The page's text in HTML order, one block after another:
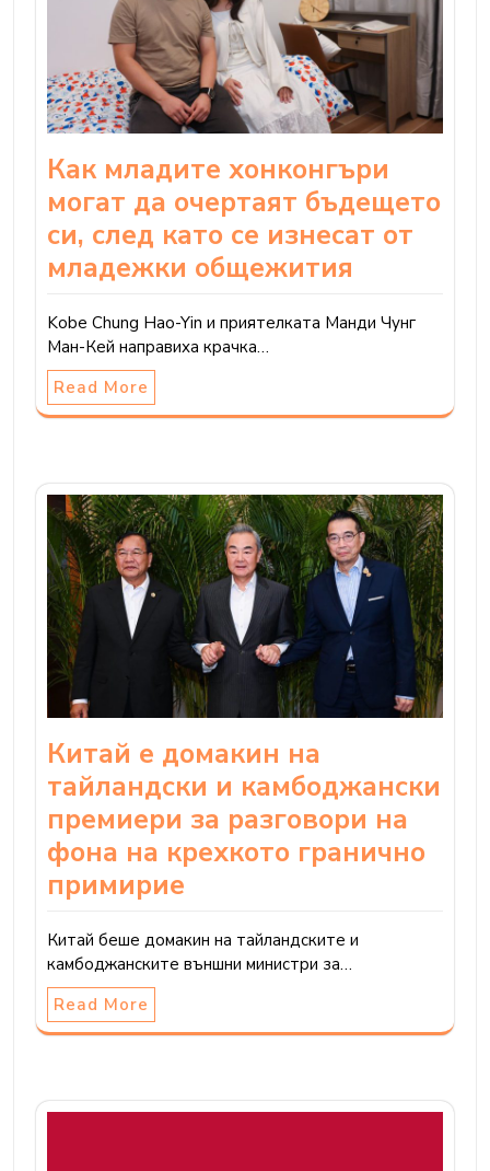
Как младите хонконгъри
могат да очертаят бъдещето
си, след като се изнесат от
младежки общежития
Kobe Chung Hao-Yin и приятелката Манди Чунг
Ман-Кей направиха крачка…
Read More
Китай е домакин на
тайландски и камбоджански
премиери за разговори на
фона на крехкото гранично
примирие
Китай беше домакин на тайландските и
камбоджанските външни министри за…
Read More